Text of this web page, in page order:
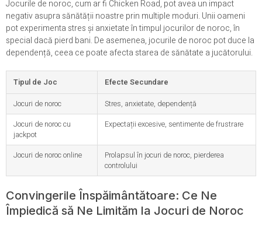
Jocurile de noroc, cum ar fi Chicken Road, pot avea un impact
negativ asupra sănătății noastre prin multiple moduri. Unii oameni
pot experimenta stres și anxietate în timpul jocurilor de noroc, în
special dacă pierd bani. De asemenea, jocurile de noroc pot duce la
dependență, ceea ce poate afecta starea de sănătate a jucătorului.
Tipul de Joc Efecte Secundare
Jocuri de noroc
Stres, anxietate, dependență
Jocuri de noroc cu
jackpot
Expectații excesive, sentimente de frustrare
Jocuri de noroc online
Prolapsul în jocuri de noroc, pierderea
controlului
Convingerile Înspăimântătoare: Ce Ne
Împiedică să Ne Limităm la Jocuri de Noroc